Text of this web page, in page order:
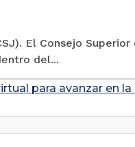
El Consejo
del...
para avanzar en